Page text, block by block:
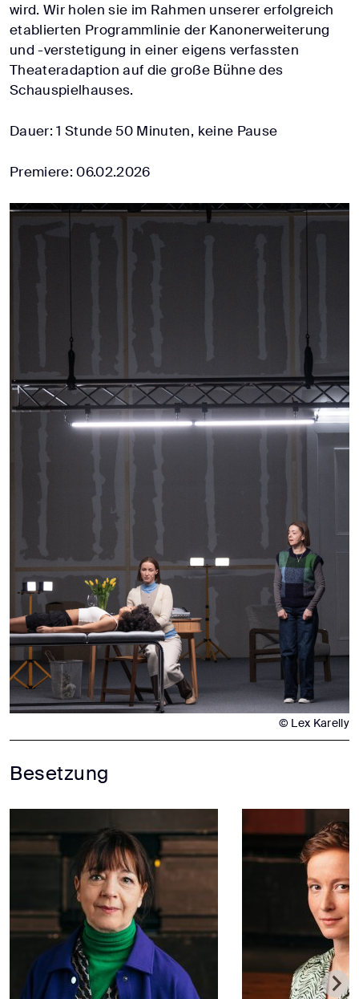
wird. Wir holen sie im Rahmen unserer erfolgreich
etablierten Programmlinie der Kanonerweiterung
und -verstetigung in einer eigens verfassten
Theateradaption auf die große Bühne des
Schauspielhauses.
Dauer: 1 Stunde 50 Minuten, keine Pause
Premiere: 06.02.2026
© Lex Karelly
Besetzung